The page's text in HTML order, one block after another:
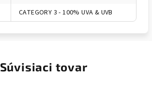
CATEGORY 3 - 100% UVA & UVB
Súvisiaci tovar